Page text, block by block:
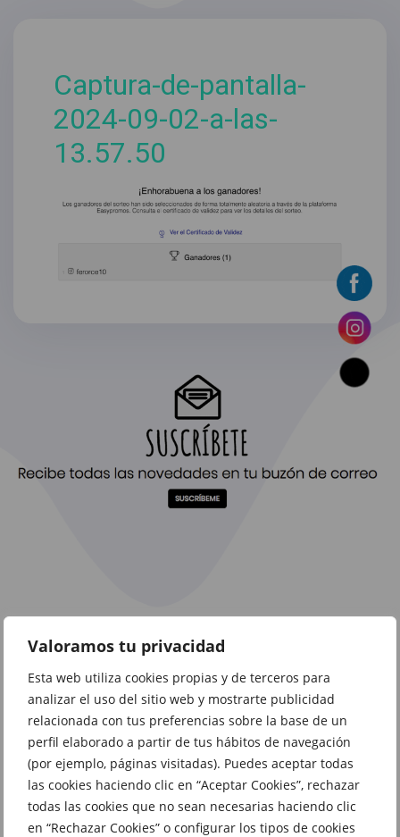
Valoramos tu privacidad
Esta web utiliza cookies propias y de terceros para
analizar el uso del sitio web y mostrarte publicidad
relacionada con tus preferencias sobre la base de un
perfil elaborado a partir de tus hábitos de navegación
(por ejemplo, páginas visitadas). Puedes aceptar todas
las cookies haciendo clic en “Aceptar Cookies”, rechazar
todas las cookies que no sean necesarias haciendo clic
en “Rechazar Cookies” o configurar los tipos de cookies
Captura-de-pantalla-
2024-09-02-a-las-
13.57.50
Victor Paz
11/02/2026
El mejor centro comercial de carrefour